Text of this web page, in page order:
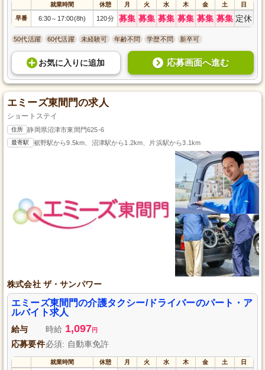
就業時間 休憩 月 火 水 木 金 土 日
早番 6:30～ 17:00(8h) 120分 募集 募集 募集 募集 募集 募集 定休
50代活躍 60代活躍 未経験可 年齢不問 学歴不問 新卒可
お気に入り に追加 応募画面へ進む
エミーズ東間門の求人
ショートステイ
住所 静岡県沼津市東間門625-6
最寄駅 裾野駅から9.5km、沼津駅から1.2km、片浜駅から3.1km
株式会社 ザ・サンパワー
エミーズ東間門の介護タクシー/ドライバーのパート・ア
ルバイト求人
給与 時給 1,097円
応募要件必須: 自動車免許
就業時間 休憩 月 火 水 木 金 土 日